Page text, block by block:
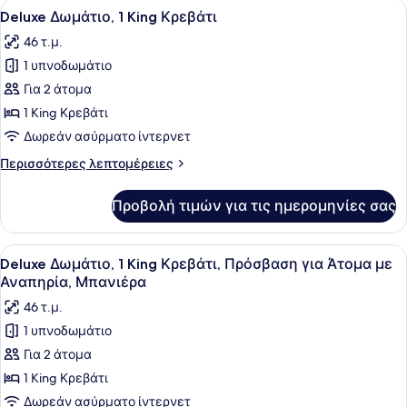
Κρεβάτι
Προβολή
όλων
των
φωτογραφιών
για
Deluxe
Δωμάτιο,
1
King
Ένα δωμάτιο ξενοδοχείου με ένα
4
Deluxe Δωμάτιο, 1 King Κρεβάτι
46 τ.μ.
1 υπνοδωμάτιο
Για 2 άτομα
1 King Κρεβάτι
Δωρεάν ασύρματο ίντερνετ
Περισσότερες λεπτομέρειες
Περισσότερες
Δωμάτιο,
King
Κρεβάτι
Προβολή τιμών για τις ημερομηνίες σας
Προβολή
όλων
των
φωτογραφιών
για
Deluxe
Δωμάτιο,
1
Ένα δωμάτιο ξενοδοχείου με ένα
4
Deluxe Δωμάτιο, 1 King Κρεβάτι, Πρόσβαση για Άτομα με
Αναπηρία, Μπανιέρα
46 τ.μ.
1 υπνοδωμάτιο
Για 2 άτομα
1 King Κρεβάτι
Δωρεάν ασύρματο ίντερνετ